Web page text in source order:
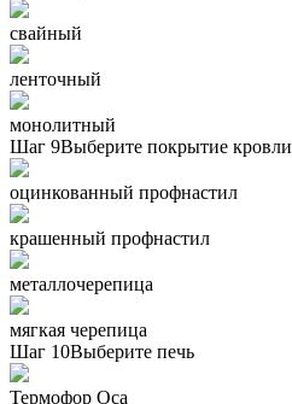
свайный
ленточный
монолитный
Шаг 9Выберите покрытие кровли
оцинкованный профнастил
крашенный профнастил
металлочерепица
мягкая черепица
Шаг 10Выберите печь
Термофор Oса